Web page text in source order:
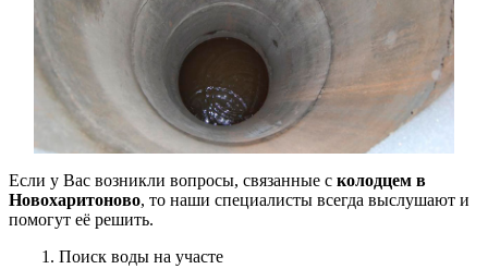
Если у Вас возникли вопросы, связанные с колодцем в
Новохаритоново, то наши специалисты всегда выслушают и
помогут её решить.
1. Поиск воды на участе